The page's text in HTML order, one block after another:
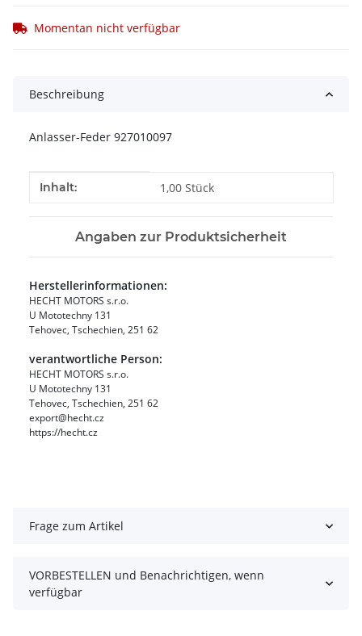
Momentan nicht verfügbar
Beschreibung
Anlasser-Feder 927010097
Produkteigenschaft
Wert
Inhalt: 1,00 Stück
Angaben zur Produktsicherheit
Herstellerinformationen:
HECHT MOTORS s.r.o.
U Mototechny 131
Tehovec, Tschechien, 251 62
verantwortliche Person:
HECHT MOTORS s.r.o.
U Mototechny 131
Tehovec, Tschechien, 251 62
export@hecht.cz
https://hecht.cz
Frage zum Artikel
VORBESTELLEN und Benachrichtigen, wenn
verfügbar